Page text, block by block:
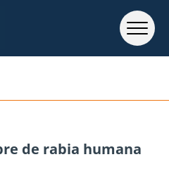
de rabia humana